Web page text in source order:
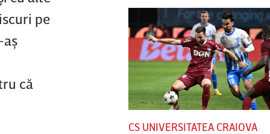
pe
aş
că
CS UNIVERSITATEA CRAIOVA